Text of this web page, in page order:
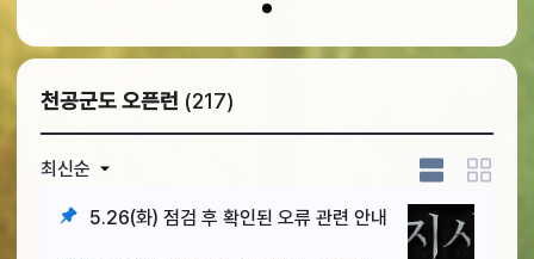
천공군도 오픈런 (217)
최신순
5.26(화) 점검 후 확인된 오류 관련 안내